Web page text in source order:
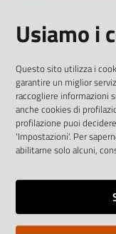
I dati personali
previste dalla
36/2006
Vai alla
Note legali
Usiamo i
Questo sito utilizza i
garantire un miglior
raccogliere informazioni
anche cookies di
profilazione puoi
'Impostazioni'. Per
abilitarne solo alcuni,